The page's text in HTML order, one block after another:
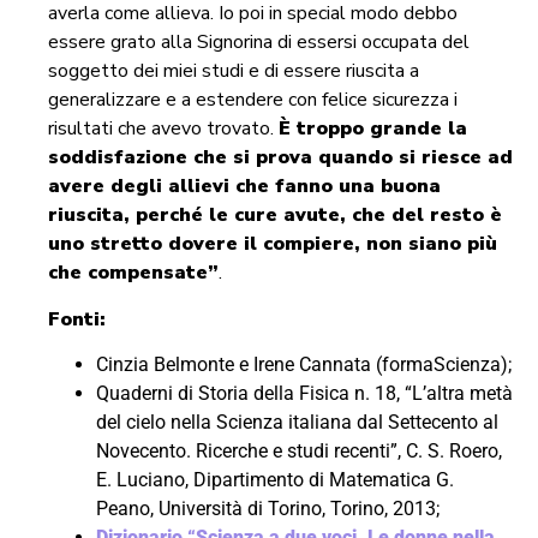
averla come allieva. Io poi in special modo debbo
essere grato alla Signorina di essersi occupata del
soggetto dei miei studi e di essere riuscita a
generalizzare e a estendere con felice sicurezza i
risultati che avevo trovato. È troppo grande la
soddisfazione che si prova quando si riesce ad
avere degli allievi che fanno una buona
riuscita, perché le cure avute, che del resto è
uno stretto dovere il compiere, non siano più
che compensate”.
Fonti:
Cinzia Belmonte e Irene Cannata (formaScienza);
Quaderni di Storia della Fisica n. 18, “L’altra metà
del cielo nella Scienza italiana dal Settecento al
Novecento. Ricerche e studi recenti”, C. S. Roero,
E. Luciano, Dipartimento di Matematica G.
Peano, Università di Torino, Torino, 2013;